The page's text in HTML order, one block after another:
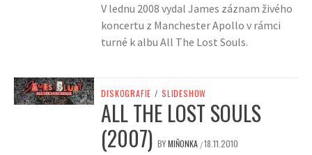
V lednu 2008 vydal James záznam živého
koncertu z Manchester Apollo v rámci
turné k albu All The Lost Souls.
DISKOGRAFIE / SLIDESHOW
ALL THE LOST SOULS
(2007) BYMIŇONKA /18.11.2010